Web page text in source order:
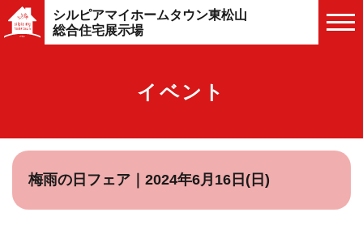
シルピアマイホームタウン東松山
総合住宅展示場
イベント
梅雨の日フェア｜2024年6月16日(日)